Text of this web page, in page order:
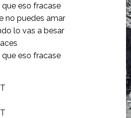
eso fracase
no puedes amar
lo vas a besar
eso fracase